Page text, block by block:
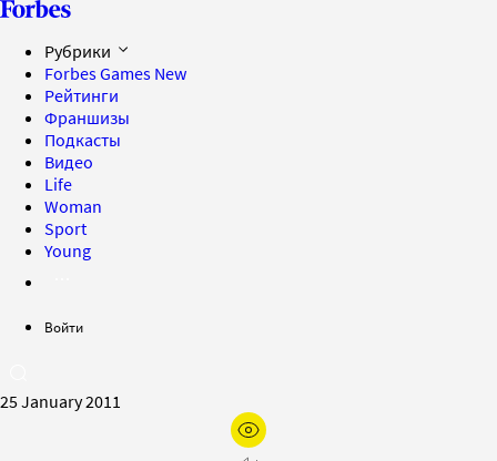
Рубрики
Forbes Games New
Рейтинги
Франшизы
Подкасты
Видео
Life
Woman
Sport
Young
Войти
25 January 2011